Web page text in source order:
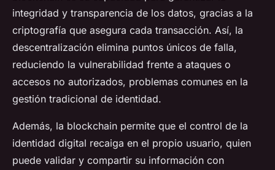
integridad y transparencia de los datos, gracias a la
criptografía que asegura cada transacción. Así, la
descentralización elimina puntos únicos de falla,
reduciendo la vulnerabilidad frente a ataques o
accesos no autorizados, problemas comunes en la
gestión tradicional de identidad.
Además, la blockchain permite que el control de la
identidad digital recaiga en el propio usuario, quien
puede validar y compartir su información con